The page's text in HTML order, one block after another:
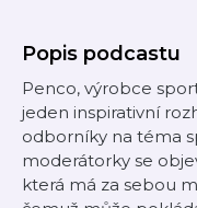
Popis podcastu
Penco, výrobce
jeden inspirativní
odborníky na téma
moderátorky se
která má za sebou